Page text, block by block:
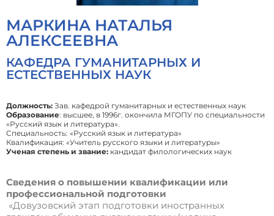
МАРКИНА НАТАЛЬЯ
АЛЕКСЕЕВНА
КАФЕДРА ГУМАНИТАРНЫХ И
ЕСТЕСТВЕННЫХ НАУК
Должность: Зав. кафедрой гуманитарных и естественных наук
Образование: высшее, в 1996г. окончила МГОПУ по специальности
«Русский язык и литература».
Специальность: «Русский язык и литература»
Квалификация: «Учитель русского языки и литературы»
Ученая степень и звание: кандидат филологических наук
Сведения о повышении квалификации или
профессиональной подготовки
«Довузовский этап подготовки иностранных